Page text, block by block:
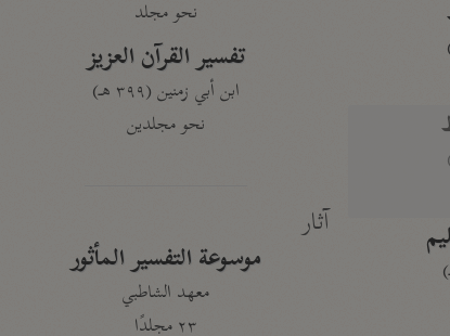
نحو مجلد
تفسير القرآن العزيز
ابن أبي زمنين (٣٩٩ هـ)
نحو مجلدين
آثار
موسوعة التفسير المأثور
معهد الشاطبي
٢٣ مجلدًا